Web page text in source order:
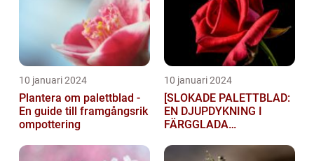
10 januari 2024
Plantera om palettblad -
En guide till framgångsrik
ompottering
10 januari 2024
[SLOKADE PALETTBLAD:
EN DJUPDYKNING I
FÄRGGLADA
UNDERBARA VÄRLD]